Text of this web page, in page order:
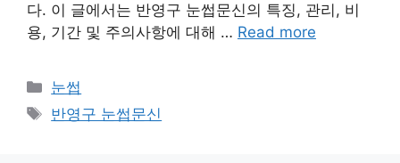
다. 이 글에서는 반영구 눈썹문신의 특징, 관리, 비
용, 기간 및 주의사항에 대해 … Read more
카
테
눈썹
태
반영구 눈썹문신